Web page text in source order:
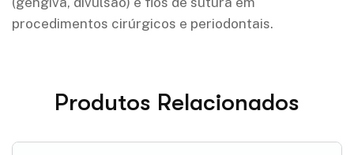
procedimentos cirúrgicos e periodontais.
Produtos Relacionados